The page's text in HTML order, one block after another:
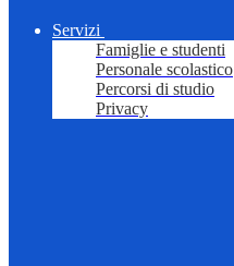
Servizi
Famiglie e studenti
Personale scolastico
Percorsi di studio
Privacy